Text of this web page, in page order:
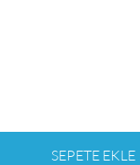
SEPETE EKLE